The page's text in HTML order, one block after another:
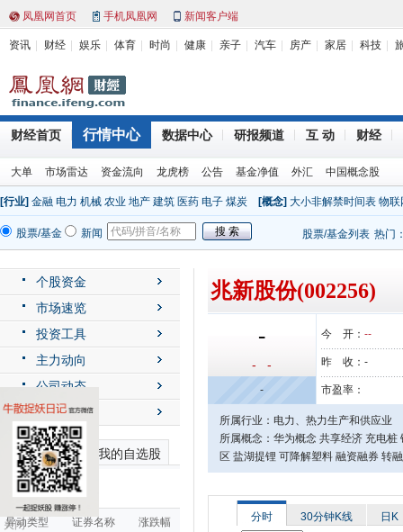
关闭
凤凰网首页 手机凤凰网 新闻客户端
资讯 财经 娱乐 体育 时尚 健康 亲子 汽车 房产 家居 科技
财经首页 行情中心 数据中心 研报频道 互 动 财经
大单 市场雷达 资金流向 龙虎榜 公告 基金净值 外汇 中国概念股
[行业] 金融 电力 机械 农业 地产 建筑 医药 电子 煤炭 [概念] 大小非解禁时间表 物联
股票/基金 新闻 股票/基金列表 热门
个股资金
市场速览
投资工具
主力动向
公司动态
送配解禁
最近浏览个股 我的自选股
市场雷达
异动类型 证券名称 涨跌幅
兆新股份(002256)
-
- -
-
今 开： --
昨 收： -
市盈率：
所属行业：电力、热力生产和供应业
所属概念：华为概念 共享经济 充电
区 盐湖提锂 可降解塑料 融资融券 转
分时 30分钟K线 日K